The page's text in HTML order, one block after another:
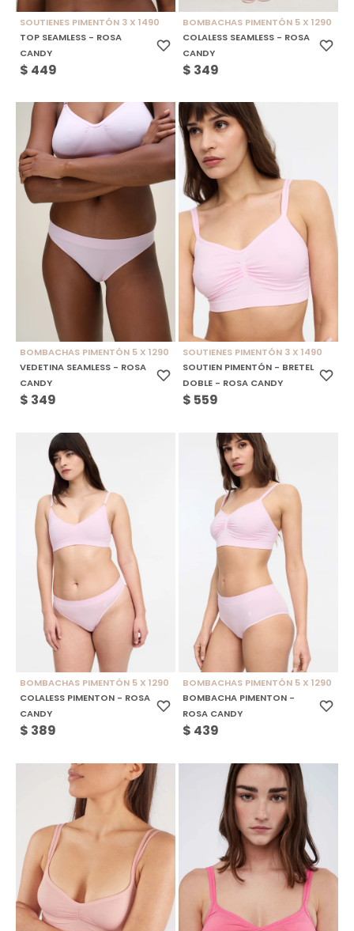
SOUTIENES PIMENTÓN 3 X 1490
TOP SEAMLESS - ROSA
CANDY
$ 449
BOMBACHAS PIMENTÓN 5 X 1290
COLALESS SEAMLESS - ROSA
CANDY
$ 349
BOMBACHAS PIMENTÓN 5 X 1290
VEDETINA SEAMLESS - ROSA
CANDY
$ 349
SOUTIENES PIMENTÓN 3 X 1490
SOUTIEN PIMENTÓN - BRETEL
DOBLE - ROSA CANDY
$ 559
BOMBACHAS PIMENTÓN 5 X 1290
COLALESS PIMENTON - ROSA
CANDY
$ 389
BOMBACHAS PIMENTÓN 5 X 1290
BOMBACHA PIMENTON -
ROSA CANDY
$ 439